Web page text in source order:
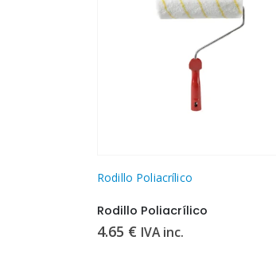
Rodillo Poliacrílico
Rodillo Poliacrílico
4.65 € IVA inc.